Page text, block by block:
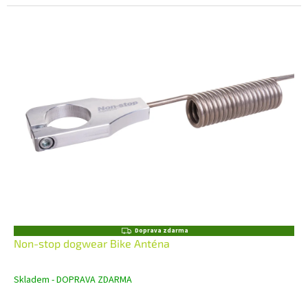
Z
D
A
A
Doprava zdarma
Non-stop dogwear Bike Anténa
Skladem - DOPRAVA ZDARMA